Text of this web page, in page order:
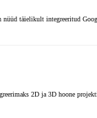
täielikult integreeritud
2D ja 3D hoone